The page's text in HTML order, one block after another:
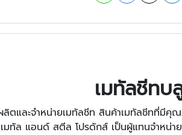
เมทัลชีทบ
ตและจำหน่ายเมทัลชีท สินค้าเมทัลชีทที่
มทัล แอนด์ สตีล โปรดักส์ เป็นผู้แทนจำหน่า